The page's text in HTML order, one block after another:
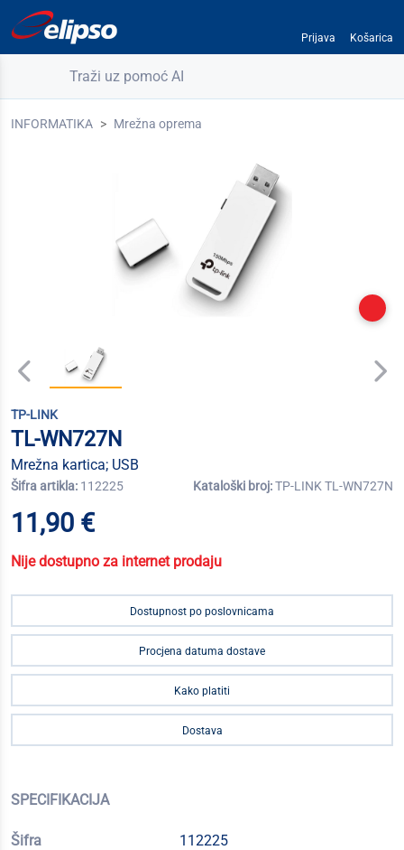
Prijava Košarica
Traži uz pomoć AI
INFORMATIKA Mrežna oprema
TP-LINK
TL-WN727N
Mrežna kartica; USB
Šifra artikla: 112225 Kataloški broj:TP-LINK TL-WN727N
11,90 €
Nije dostupno za internet prodaju
Dostupnost po poslovnicama
Procjena datuma dostave
Kako platiti
Dostava
SPECIFIKACIJA
Šifra 112225